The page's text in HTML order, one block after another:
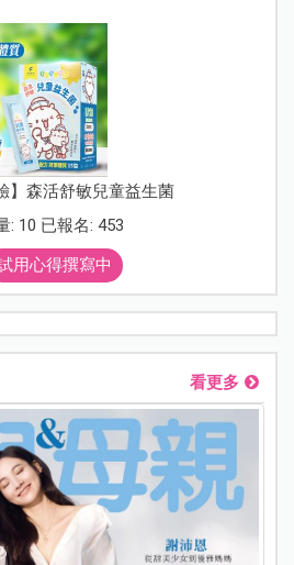
】森活舒敏兒童益生菌
: 10 已報名: 453
用心得撰寫中
看更多